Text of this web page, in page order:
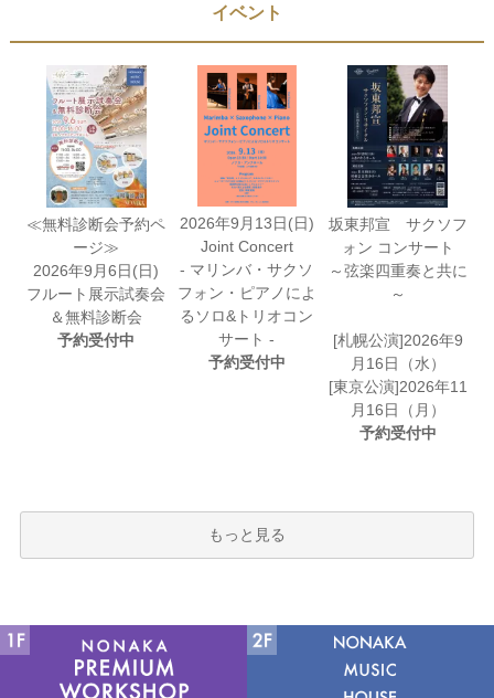
イベント
≪無料診断会予約ペ
ージ≫
2026年9月6日(日)
フルート展示試奏会
＆無料診断会
予約受付中
2026年9月13日(日)
Joint Concert
- マリンバ・サクソ
フォン・ピアノによ
るソロ&トリオコン
サート -
予約受付中
坂東邦宣 サクソフ
ォン コンサート
～弦楽四重奏と共に
～
[札幌公演]2026年9
月16日（水）
[東京公演]2026年11
月16日（月）
予約受付中
もっと見る